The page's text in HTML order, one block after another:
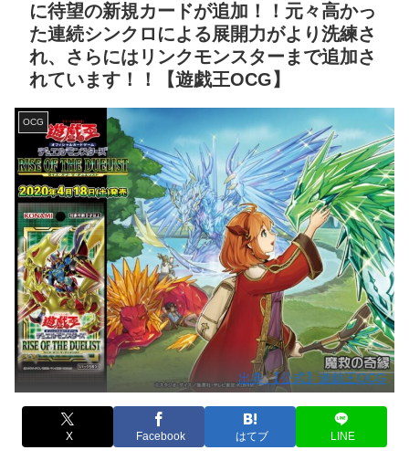
に待望の新規カードが追加！！元々高かっ
た連続シンクロによる展開力がより洗練さ
れ、さらにはリンクモンスターまで追加さ
れています！！【遊戯王OCG】
OCG
出典:【公式】遊戯王OCG
X Facebook はてブ LINE